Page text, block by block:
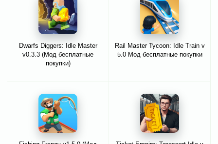
Dwarfs Diggers: Idle Master
v0.3.3 (Мод бесплатные
покупки)
Rail Master Tycoon: Idle Train v
5.0 Мод бесплатные покупки